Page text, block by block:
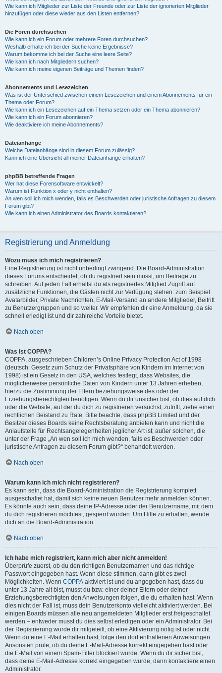
Wie kann ich Mitglieder zur Liste der Freunde oder zur Liste der ignorierten Mitglieder
hinzufügen oder diese wieder aus den Listen entfernen?
Die Foren durchsuchen
Wie kann ich ein Forum oder mehrere Foren durchsuchen?
Weshalb erhalte ich bei der Suche keine Ergebnisse?
Warum bekomme ich bei der Suche eine leere Seite?
Wie kann ich nach Mitgliedern suchen?
Wie kann ich meine eigenen Beiträge und Themen finden?
Abonnements und Lesezeichen
Was ist der Unterschied zwischen einem Lesezeichen und einem Abonnements für ein
Thema oder Forum?
Wie kann ich ein Lesezeichen auf ein Thema setzen oder ein Thema abonnieren?
Wie kann ich ein Forum abonnieren?
Wie deaktiviere ich meine Abonnements?
Dateianhänge
Welche Dateianhänge sind in diesem Forum zulässig?
Kann ich eine Übersicht all meiner Dateianhänge erhalten?
phpBB betreffende Fragen
Wer hat diese Forensoftware entwickelt?
Warum ist Funktion x oder y nicht enthalten?
An wen soll ich mich wenden, falls es Beschwerden oder juristische Anfragen zu diesem
Forum gibt?
Wie kann ich einen Administrator des Boards kontaktieren?
Registrierung und Anmeldung
Wozu muss ich mich registrieren?
Eine Registrierung ist nicht unbedingt zwingend. Die Board-Administration
dieses Forums entscheidet, ob du registriert sein musst, um Beiträge zu
schreiben. Auf jeden Fall erhältst du als registriertes Mitglied Zugriff auf
zusätzliche Funktionen, die Gästen nicht zur Verfügung stehen: zum Beispiel
Avatarbilder, Private Nachrichten, E-Mail-Versand an andere Mitglieder, Beitritt
zu Benutzergruppen und so weiter. Wir empfehlen dir eine Anmeldung, da sie
schnell erledigt ist und dir zahlreiche Vorteile bietet.
Nach oben
Was ist COPPA?
COPPA, ausgeschrieben Children’s Online Privacy Protection Act of 1998
(deutsch: Gesetz zum Schutz der Privatsphäre von Kindern im Internet von
1998) ist ein Gesetz in den USA, welches festlegt, dass Websites, die
möglicherweise persönliche Daten von Kindern unter 13 Jahren erheben,
hierzu die Zustimmung der Eltern beziehungsweise des oder der
Erziehungsberechtigten benötigen. Wenn du dir unsicher bist, ob dies auf dich
oder die Website, auf der du dich zu registrieren versuchst, zutrifft, ziehe einen
rechtlichen Beistand zu Rate. Bitte beachte, dass phpBB Limited und der
Besitzer dieses Boards keine Rechtsberatung anbieten kann und nicht die
Anlaufstelle für Rechtsangelegenheiten jeglicher Art ist; außer solchen, die
unter der Frage „An wen soll ich mich wenden, falls es Beschwerden oder
juristische Anfragen zu diesem Forum gibt?“ behandelt werden.
Nach oben
Warum kann ich mich nicht registrieren?
Es kann sein, dass die Board-Administration die Registrierung komplett
ausgeschaltet hat, damit sich keine neuen Benutzer mehr anmelden können.
Es könnte auch sein, dass deine IP-Adresse oder der Benutzername, mit dem
du dich registrieren möchtest, gesperrt wurden. Um Hilfe zu erhalten, wende
dich an die Board-Administration.
Nach oben
Ich habe mich registriert, kann mich aber nicht anmelden!
Überprüfe zuerst, ob du den richtigen Benutzernamen und das richtige
Passwort eingegeben hast. Wenn diese stimmen, dann gibt es zwei
Möglichkeiten. Wenn COPPA aktiviert ist und du angegeben hast, dass du
unter 13 Jahre alt bist, musst du bzw. einer deiner Eltern oder deiner
Erziehungsberechtigten den Anweisungen folgen, die du erhalten hast. Wenn
dies nicht der Fall ist, muss dein Benutzerkonto vielleicht aktiviert werden. Bei
einigen Boards müssen alle neu angemeldeten Mitglieder erst freigeschaltet
werden – entweder musst du dies selbst erledigen oder ein Administrator. Bei
der Registrierung wurde dir mitgeteilt, ob eine Aktivierung nötig ist oder nicht.
Wenn du eine E-Mail erhalten hast, folge den dort enthaltenen Anweisungen.
Ansonsten prüfe, ob du deine E-Mail-Adresse korrekt eingegeben hast oder
die E-Mail von einem Spam-Filter blockiert wurde. Wenn du dir sicher bist,
dass deine E-Mail-Adresse korrekt eingegeben wurde, dann kontaktiere einen
Administrator.